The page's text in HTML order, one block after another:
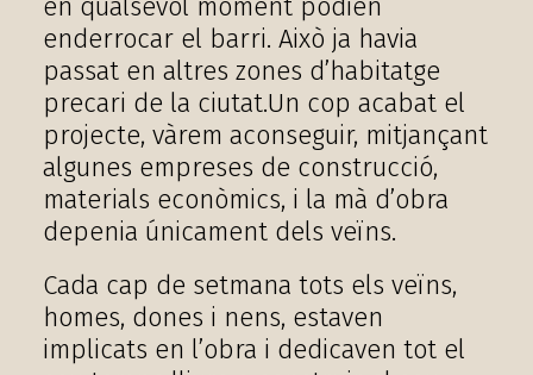
en qualsevol moment podien
enderrocar el barri. Això ja havia
passat en altres zones d’habitatge
precari de la ciutat.Un cop acabat el
projecte, vàrem aconseguir, mitjançant
algunes empreses de construcció,
materials econòmics, i la mà d’obra
depenia únicament dels veïns.
Cada cap de setmana tots els veïns,
homes, dones i nens, estaven
implicats en l’obra i dedicaven tot el